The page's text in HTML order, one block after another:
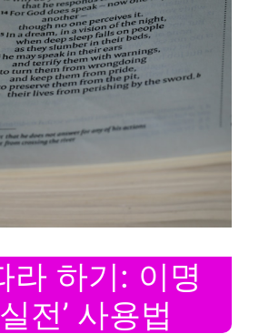
라 하기: 이명
전’ 사용법